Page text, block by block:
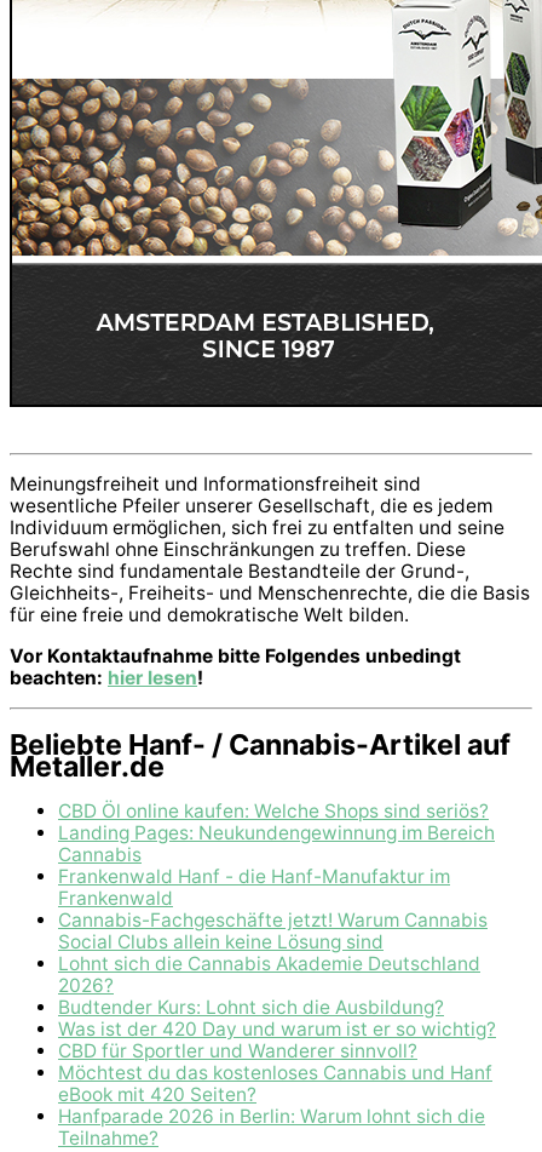
Meinungsfreiheit und Informationsfreiheit sind
wesentliche Pfeiler unserer Gesellschaft, die es jedem
Individuum ermöglichen, sich frei zu entfalten und seine
Berufswahl ohne Einschränkungen zu treffen. Diese
Rechte sind fundamentale Bestandteile der Grund-,
Gleichheits-, Freiheits- und Menschenrechte, die die Basis
für eine freie und demokratische Welt bilden.
Vor Kontaktaufnahme bitte Folgendes unbedingt
beachten: hier lesen!
Beliebte Hanf- / Cannabis-Artikel auf
Metaller.de
CBD Öl online kaufen: Welche Shops sind seriös?
Landing Pages: Neukundengewinnung im Bereich
Cannabis
Frankenwald Hanf - die Hanf-Manufaktur im
Frankenwald
Cannabis-Fachgeschäfte jetzt! Warum Cannabis
Social Clubs allein keine Lösung sind
Lohnt sich die Cannabis Akademie Deutschland
2026?
Budtender Kurs: Lohnt sich die Ausbildung?
Was ist der 420 Day und warum ist er so wichtig?
CBD für Sportler und Wanderer sinnvoll?
Möchtest du das kostenloses Cannabis und Hanf
eBook mit 420 Seiten?
Hanfparade 2026 in Berlin: Warum lohnt sich die
Teilnahme?